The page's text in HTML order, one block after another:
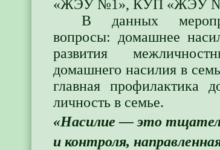
«ЖЭУ №1», КУП «ЖЭУ
В данных
вопросы: домашнее
развития
домашнего насилия в
главная профилактика
личность в семье.
«Насилие — это
и контроля,